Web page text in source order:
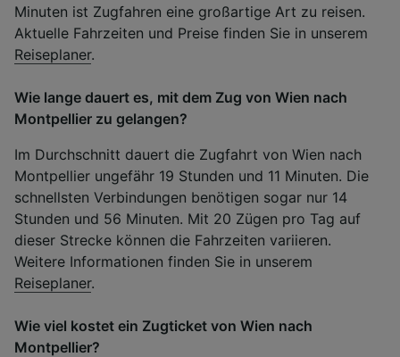
Minuten ist Zugfahren eine großartige Art zu reisen.
Aktuelle Fahrzeiten und Preise finden Sie in unserem
Reiseplaner.
Wie lange dauert es, mit dem Zug von Wien nach
Montpellier zu gelangen?
Im Durchschnitt dauert die Zugfahrt von Wien nach
Montpellier ungefähr 19 Stunden und 11 Minuten. Die
schnellsten Verbindungen benötigen sogar nur 14
Stunden und 56 Minuten. Mit 20 Zügen pro Tag auf
dieser Strecke können die Fahrzeiten variieren.
Weitere Informationen finden Sie in unserem
Reiseplaner.
Wie viel kostet ein Zugticket von Wien nach
Montpellier?